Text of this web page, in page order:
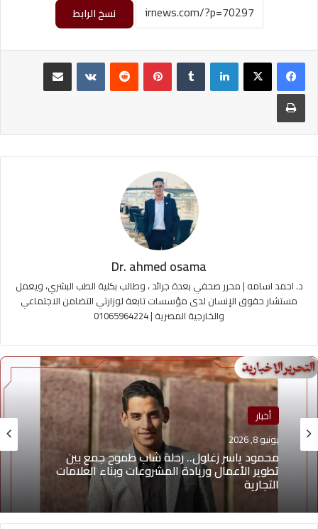
نسخ الرابط
لينكدإن بينتيريست
طباعة
Dr. ahmed osama
د. احمد اسامه | محرر صحفي بعدة جرائد ، وطالب بكلية الطب البشري، ويعمل
مستشار حقوق الإنسان لدى مؤسسات تابعة لوزارتي التضامن الاجتماعي
والخارجية المصرية | 01065964224
أخبار
يونيو 8, 2026
منوعات
يونيو 4, 2026
يوسف أيمن درويش.. عقلية بيعية شابة تقود التغيير
وتؤهل الشباب لسوق العمل2026